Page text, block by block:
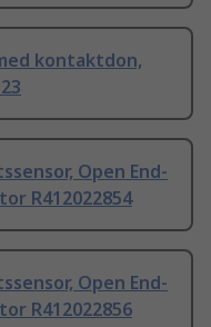
kontaktdon,
Open End-
R412022854
Open End-
R412022856